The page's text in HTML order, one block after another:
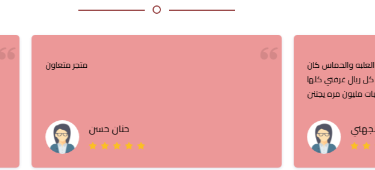
متجر متعاون
حنان حسن
والحماس كان
ريال غرفتي كلها
مليون مره يجننن